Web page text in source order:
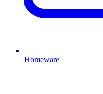
Homeware